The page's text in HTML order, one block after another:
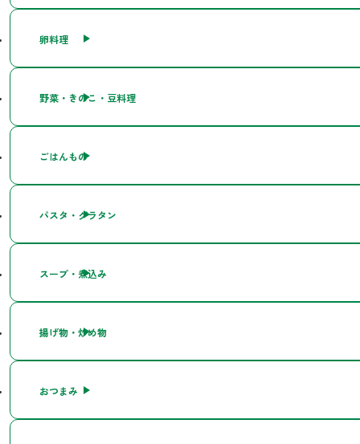
卵料理
野菜・きのこ・豆料理
ごはんもの
パスタ・グラタン
スープ・煮込み
揚げ物・炒め物
おつまみ